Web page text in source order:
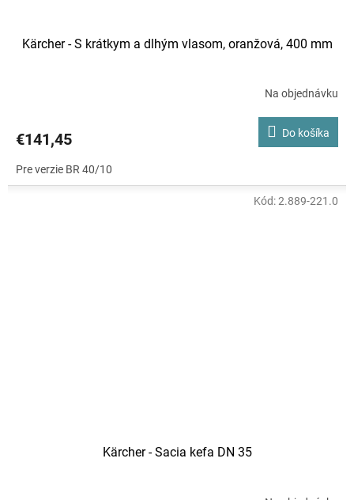
Kärcher - S krátkym a dlhým vlasom, oranžová, 400 mm
Na objednávku
€141,45 Do košíka
Pre verzie BR 40/10
Kärcher - Sacia kefa DN 35
Kód:2.889-221.0